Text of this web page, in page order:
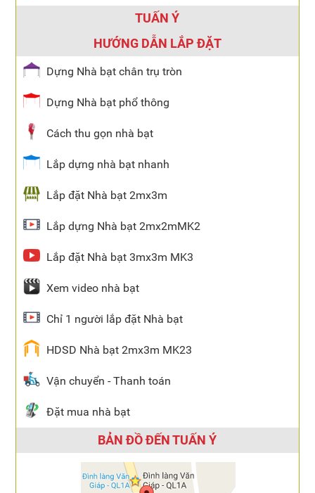
TUẤN Ý
HƯỚNG DẪN LẮP ĐẶT
Dựng Nhà bạt chân trụ tròn
Dựng Nhà bạt phổ thông
Cách thu gọn nhà bạt
Lắp dựng nhà bạt nhanh
Lắp đặt Nhà bạt 2mx3m
Lắp dựng Nhà bạt 2mx2mMK2
Lắp đặt Nhà bạt 3mx3m MK3
Xem video nhà bạt
Chỉ 1 người lắp đặt Nhà bạt
HDSD Nhà bạt 2mx3m MK23
Vận chuyển - Thanh toán
Đặt mua nhà bạt
BẢN ĐỒ ĐẾN TUẤN Ý